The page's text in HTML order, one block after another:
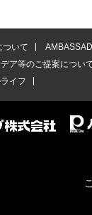
ついて
ア等のご提案につい
イフ